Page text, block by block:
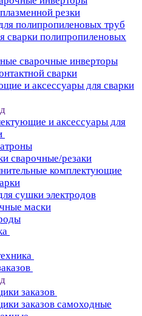
резки
полипропиленовых труб
полипропиленовых
сварочные инверторы
сварки
и аксессуары для сварки
и аксессуары для
сварочные/резаки
комплектующие
сушки электродов
маски
заказов
заказов самоходные